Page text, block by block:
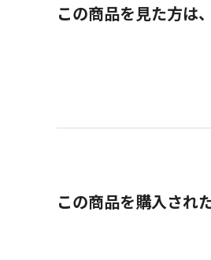
この商品を見た方は
この商品を購入され